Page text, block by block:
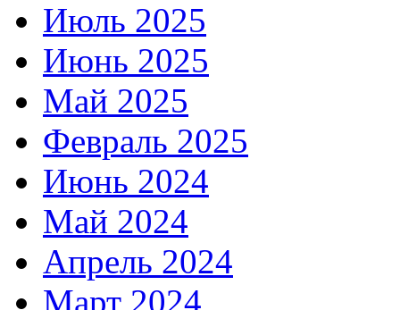
Июль 2025
Июнь 2025
Май 2025
Февраль 2025
Июнь 2024
Май 2024
Апрель 2024
Март 2024